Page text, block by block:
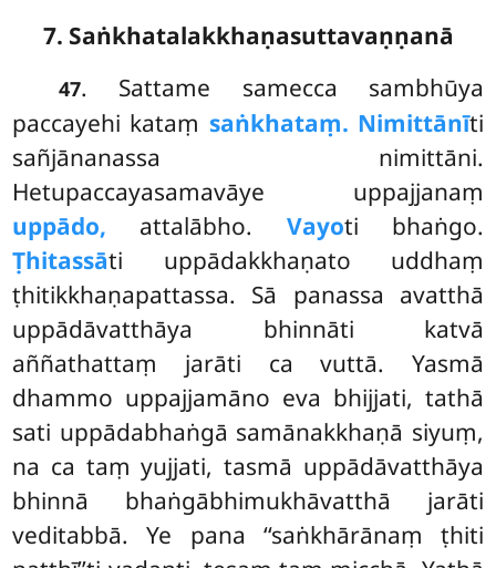
7. Saṅkhatalakkhaṇasuttavaṇṇanā
47. Sattame samecca sambhūya
paccayehi kataṃ saṅkhataṃ. Nimittānīti
sañjānanassa nimittāni.
Hetupaccayasamavāye uppajjanaṃ
uppādo, attalābho. Vayoti bhaṅgo.
Ṭhitassāti uppādakkhaṇato uddhaṃ
ṭhitikkhaṇapattassa. Sā panassa avatthā
uppādāvatthāya bhinnāti katvā
aññathattaṃ jarāti ca vuttā. Yasmā
dhammo uppajjamāno eva bhijjati, tathā
sati uppādabhaṅgā samānakkhaṇā siyuṃ,
na ca taṃ yujjati, tasmā uppādāvatthāya
bhinnā bhaṅgābhimukhāvatthā jarāti
veditabbā. Ye pana ‘‘saṅkhārānaṃ ṭhiti